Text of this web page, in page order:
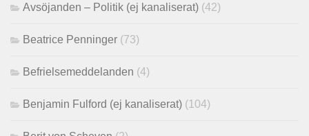
Avsöjanden – Politik (ej kanaliserat) (42)
Beatrice Penninger (73)
Befrielsemeddelanden (4)
Benjamin Fulford (ej kanaliserat) (104)